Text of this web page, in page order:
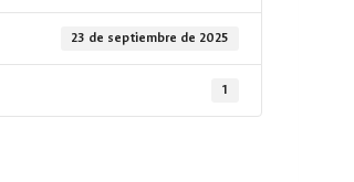
23 de septiembre de 2025
1